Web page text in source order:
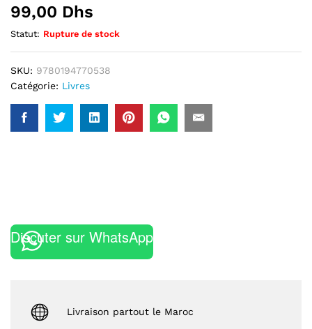
99,00 Dhs
Statut: Rupture de stock
SKU: 9780194770538
Catégorie: Livres
Discuter sur WhatsApp
Livraison partout le Maroc